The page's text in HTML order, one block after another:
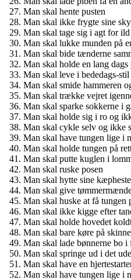
Man skal hente pusten
Man skal ikke frygte sine
Man skal tage sig i agt for
Man skal lukke munden på
Man skal bide tænderne
Man skal holde en lang dags
Man skal leve i bededags-stil
Man skal smide hammeren
Man skal trække vejret
Man skal sparke sokkerne i
Man skal holde sig i ro og
Man skal cykle selv og ikke
Man skal have tungen lige i
Man skal holde tungen på
Man skal putte kuglen i
Man skal ruske posen
Man skal hytte sine kæpheste
Man skal give
Man skal huske at få tungen
Man skal ikke kigge efter
Man skal holde hovedet
Man skal bare køre på
Man skal lade bønnerne bo
Man skal springe ud i det
Man skal have en
Man skal have tungen lige i